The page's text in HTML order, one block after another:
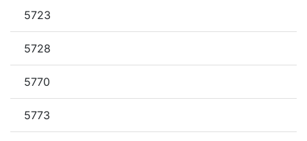
5723
5728
5770
5773